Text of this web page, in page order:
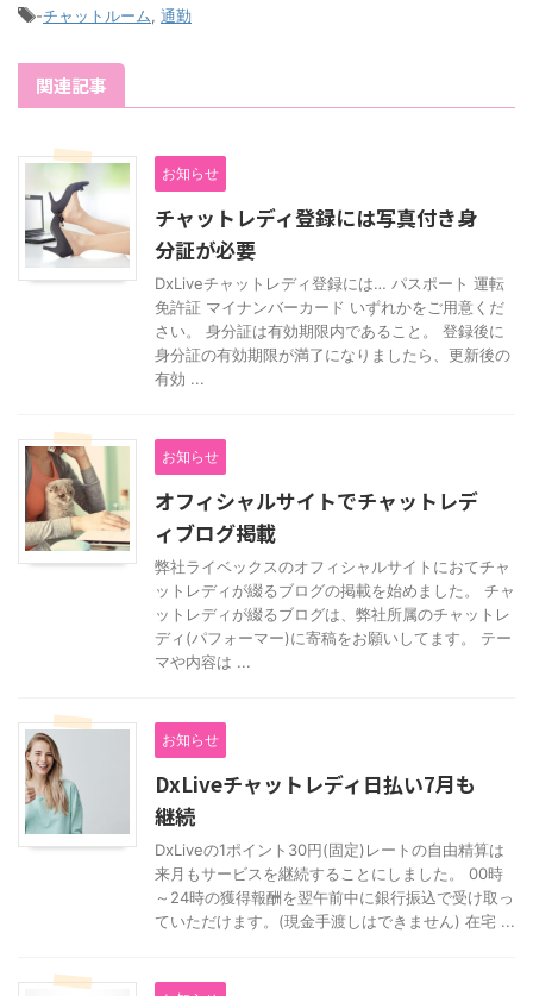
-チャットルーム, 通勤
関連記事
お知らせ
チャットレディ登録には写真付き身
分証が必要
DxLiveチャットレディ登録には… パスポート 運転
免許証 マイナンバーカード いずれかをご用意くだ
さい。 身分証は有効期限内であること。 登録後に
身分証の有効期限が満了になりましたら、更新後の
有効 ...
お知らせ
オフィシャルサイトでチャットレデ
ィブログ掲載
弊社ライベックスのオフィシャルサイトにおてチャ
ットレディが綴るブログの掲載を始めました。 チャ
ットレディが綴るブログは、弊社所属のチャットレ
ディ(パフォーマー)に寄稿をお願いしてます。 テー
マや内容は ...
お知らせ
DxLiveチャットレディ日払い7月も
継続
DxLiveの1ポイント30円(固定)レートの自由精算は
来月もサービスを継続することにしました。 00時
～24時の獲得報酬を翌午前中に銀行振込で受け取っ
ていただけます。(現金手渡しはできません) 在宅 ...